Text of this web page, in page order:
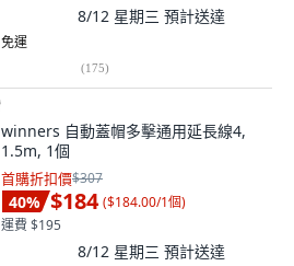
8/12 星期三 預計送達
免運
(175)
winners 自動蓋帽多擊通用延長線4,
1.5m, 1個
首購折扣價$307
40% $184 ($184.00/1個)
運費 $195
8/12 星期三 預計送達